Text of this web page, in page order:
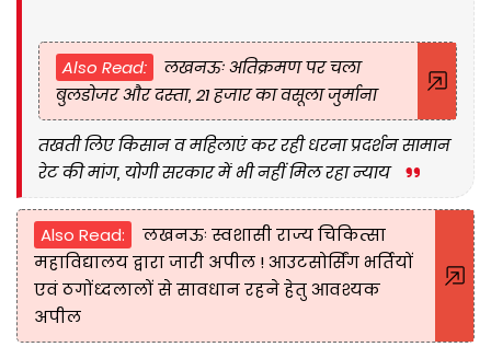
Also Read:
लखनऊः अतिक्रमण पर चला
बुलडोजर और दस्ता, 21 हजार का वसूला जुर्माना
तखती लिए किसान व महिलाएं कर रही धरना प्रदर्शन सामान
रेट की मांग, योगी सरकार में भी नहीं मिल रहा न्याय
Also Read:
लखनऊः स्वशासी राज्य चिकित्सा
महाविद्यालय द्वारा जारी अपील ! आउटसोर्सिंग भर्तियों
एवं ठगोंध्दलालों से सावधान रहने हेतु आवश्यक
अपील